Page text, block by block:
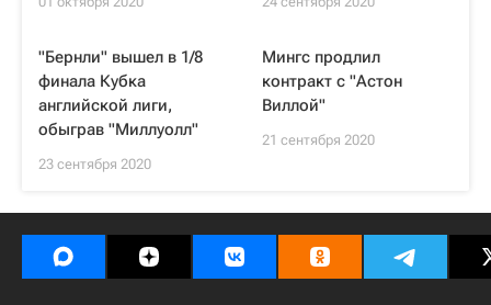
"Бернли" вышел в 1/8
финала Кубка
английской лиги,
обыграв "Миллуолл"
23 сентября 2020
Мингс продлил
контракт с "Астон
Виллой"
21 сентября 2020